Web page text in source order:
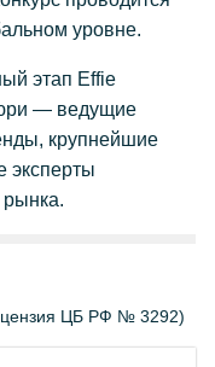
уровне.
этап Effie
— ведущие
крупнейшие
эксперты
рынка.
ЦБ РФ № 3292)